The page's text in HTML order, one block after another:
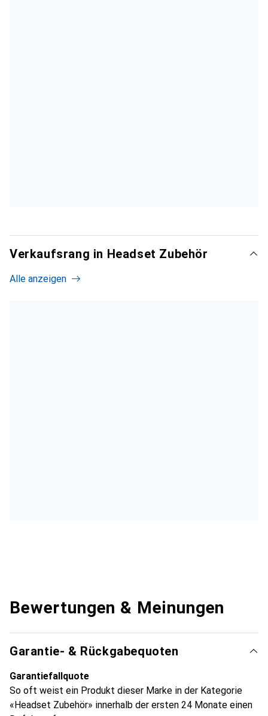
Verkaufsrang in Headset Zubehör
Alle anzeigen
Bewertungen & Meinungen
Garantie- & Rückgabequoten
Garantiefallquote
So oft weist ein Produkt dieser Marke in der Kategorie
«Headset Zubehör» innerhalb der ersten 24 Monate einen